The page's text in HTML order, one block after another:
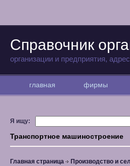
Справочник
организации и предприятия,
главная фирмы
Я ищу:
Транспортное машиностроение
Главная страница Производство и